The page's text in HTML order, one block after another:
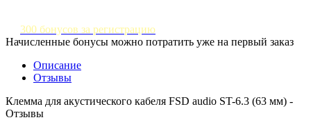
300 бонусов за регистрацию
Начисленные бонусы можно потратить уже на первый заказ
Описание
Отзывы
Клемма для акустического кабеля FSD audio ST-6.3 (63 мм) -
Отзывы